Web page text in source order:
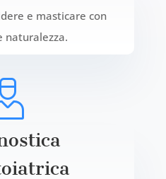
e masticare con
naturalezza.